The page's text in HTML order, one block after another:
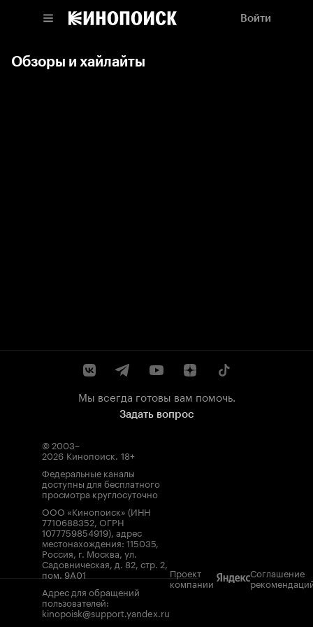
Войти
Обзоры и хайлайты
Мы всегда готовы вам помочь.
Задать вопрос
© 2003–
2026 Кинопоиск. 18+
Федеральные каналы
доступны для бесплатного
просмотра круглосуточно
ООО «Кинопоиск» (ИНН
7710688352, ОГРН
1077759854919), адрес
местонахождения: 115035,
Россия, г. Москва, ул.
Садовническая, д. 82, стр. 2,
пом. 9А01
Адрес для обращений
пользователей:
kinopoisk@support.yandex.ru
Проект
компании
Соглашение